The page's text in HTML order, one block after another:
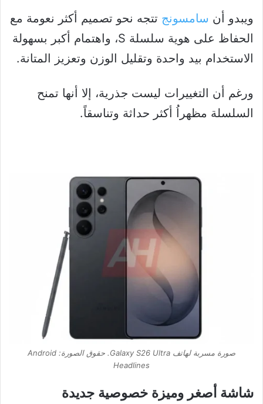
ويبدو أن سامسونج تتجه نحو تصميم أكثر نعومة مع
الحفاظ على هوية سلسلة S، واهتمام أكبر بسهولة
الاستخدام بيد واحدة وتقليل الوزن وتعزيز المتانة.
ورغم أن التغييرات ليست جذرية، إلا أنها تمنح
السلسلة مظهراُ أكثر حداثة وتناسقاً.
صورة مسربة لهاتف Galaxy S26 Ultra. حقوق الصورة: Android
Headlines
شاشة أصغر وميزة خصوصية جديدة